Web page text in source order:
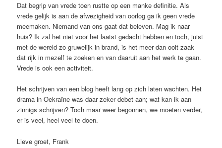
Dat begrip van vrede toen rustte op een manke definitie. Als
vrede gelijk is aan de afwezigheid van oorlog ga ik geen vrede
meemaken. Niemand van ons gaat dat beleven. Mag ik naar
huis? Ik zal het niet voor het laatst gedacht hebben en toch, juist
met de wereld zo gruwelijk in brand, is het meer dan ooit zaak
dat rijk in mezelf te zoeken en van daaruit aan het werk te gaan.
Vrede is ook een activiteit.
Het schrijven van een blog heeft lang op zich laten wachten. Het
drama in Oekraïne was daar zeker debet aan; wat kan ik aan
zinnigs schrijven? Toch maar weer begonnen, we moeten verder,
er is veel, heel veel te doen.
Lieve groet, Frank